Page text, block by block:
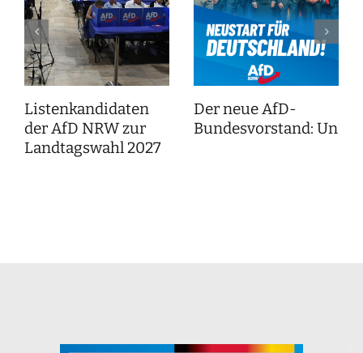
Listenkandidaten
der AfD NRW zur
Landtagswahl 2027
Der neue AfD-
Bundesvorstand: